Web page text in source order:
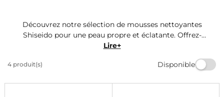
Découvrez notre sélection de mousses nettoyantes
Shiseido pour une peau propre et éclatante. Offrez-
vous le luxe d'un nettoyage en profondeur avec nos
lumineuse grâce à la gamme de produits de beauté
Lire+
4 produit(s) Disponible